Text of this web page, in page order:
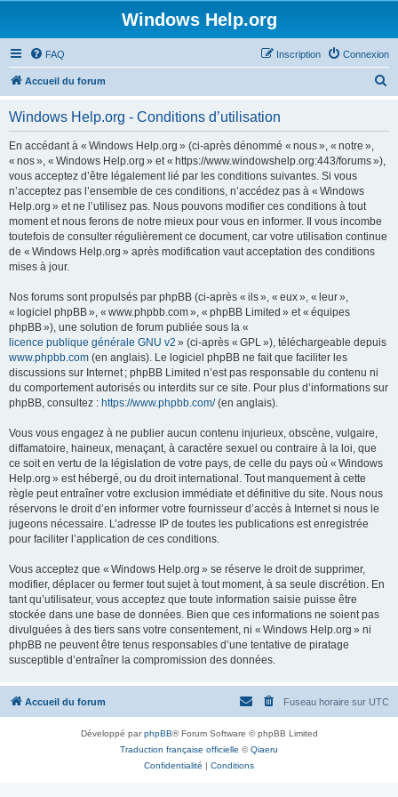
Windows Help.org
FAQ Connexion
Inscription
Accueil du forum
Windows Help.org - Conditions d’utilisation
En accédant à « Windows Help.org » (ci-après dénommé « nous », « notre »,
« nos », « Windows Help.org » et « https://www.windowshelp.org:443/forums »),
vous acceptez d’être légalement lié par les conditions suivantes. Si vous
n’acceptez pas l’ensemble de ces conditions, n’accédez pas à « Windows
Help.org » et ne l’utilisez pas. Nous pouvons modifier ces conditions à tout
moment et nous ferons de notre mieux pour vous en informer. Il vous incombe
toutefois de consulter régulièrement ce document, car votre utilisation continue
de « Windows Help.org » après modification vaut acceptation des conditions
mises à jour.
Nos forums sont propulsés par phpBB (ci-après « ils », « eux », « leur »,
« logiciel phpBB », « www.phpbb.com », « phpBB Limited » et « équipes
phpBB »), une solution de forum publiée sous la «
licence publique générale GNU v2 » (ci-après « GPL »), téléchargeable depuis
www.phpbb.com (en anglais). Le logiciel phpBB ne fait que faciliter les
discussions sur Internet ; phpBB Limited n’est pas responsable du contenu ni
du comportement autorisés ou interdits sur ce site. Pour plus d’informations sur
phpBB, consultez : https://www.phpbb.com/(en anglais).
Vous vous engagez à ne publier aucun contenu injurieux, obscène, vulgaire,
diffamatoire, haineux, menaçant, à caractère sexuel ou contraire à la loi, que
ce soit en vertu de la législation de votre pays, de celle du pays où « Windows
Help.org » est hébergé, ou du droit international. Tout manquement à cette
règle peut entraîner votre exclusion immédiate et définitive du site. Nous nous
réservons le droit d’en informer votre fournisseur d’accès à Internet si nous le
jugeons nécessaire. L’adresse IP de toutes les publications est enregistrée
pour faciliter l’application de ces conditions.
Vous acceptez que « Windows Help.org » se réserve le droit de supprimer,
modifier, déplacer ou fermer tout sujet à tout moment, à sa seule discrétion. En
tant qu’utilisateur, vous acceptez que toute information saisie puisse être
stockée dans une base de données. Bien que ces informations ne soient pas
divulguées à des tiers sans votre consentement, ni « Windows Help.org » ni
phpBB ne peuvent être tenus responsables d’une tentative de piratage
susceptible d’entraîner la compromission des données.
Accueil du forum Fuseau horaire sur UTC
Développé parphpBB® Forum Software © phpBB Limited
Traduction française officielle ©Qiaeru
Confidentialité | Conditions